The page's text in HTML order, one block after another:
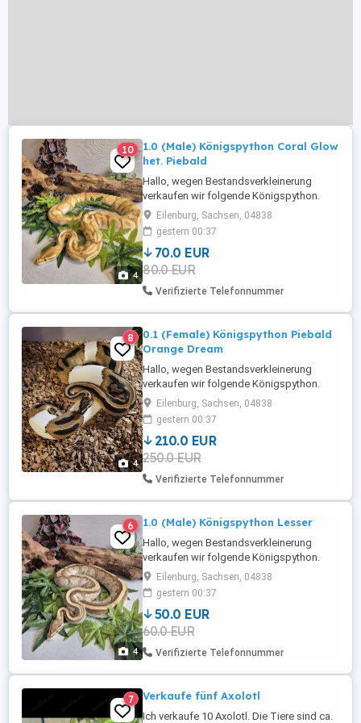
4
10
1.0 (Male) Königspython Coral Glow
het. Piebald
Hallo, wegen Bestandsverkleinerung
verkaufen wir folgende Königspython.
(bei Bedarf inkl. voll ausgestatteten
Terrarium) Alter: 2019 Geschlecht:
Männchen Morph: Coral Glow hetero
Piebald Terrarium: 100x50x50 aus Rep Tix-
Kunststoff von Terra Plus, Höhle schwarz
von M&S, Reptizoo Schlupfbox Moosbox
...
Eilenburg, Sachsen, 04838
gestern 00:37
70.0 EUR
80.0 EUR
Verifizierte Telefonnummer
4
8
0.1 (Female) Königspython Piebald
Orange Dream
Hallo, wegen Bestandsverkleinerung
verkaufen wir folgende Königspython.
(bei Bedarf inkl. voll ausgestatteten
Terrarium) Alter: 2021 Geschlecht:
Weibchen Morph: Piebald Orange Dream
Terrarium: 100x50x50 aus Rep Tix-
Kunststoff von Terra Plus, Höhle schwarz
von M&S, Reptizoo Schlupfbox Moosbox
von M&S, ...
Eilenburg, Sachsen, 04838
gestern 00:37
210.0 EUR
250.0 EUR
Verifizierte Telefonnummer
4
6 1.0 (Male) Königspython Lesser
Hallo, wegen Bestandsverkleinerung
verkaufen wir folgende Königspython.
(bei Bedarf inkl. voll ausgestatteten
Terrarium) Alter: 2020 Geschlecht:
Männchen Morph: Lesser Terrarium:
100x50x50 aus Rep Tix-Kunststoff von
Terra Plus, Höhle schwarz von M&S,
Reptizoo Schlupfbox Moosbox von M&S,
Reptizoo Premium ...
Eilenburg, Sachsen, 04838
gestern 00:37
50.0 EUR
60.0 EUR
Verifizierte Telefonnummer
7 Verkaufe fünf Axolotl
Ich verkaufe 10 Axolotl. Die Tiere sind ca.